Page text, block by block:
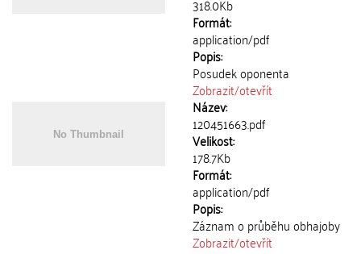
318.0Kb
Formát:
application/pdf
Popis:
Posudek oponenta
Zobrazit/otevřít
Název:
120451663.pdf
Velikost:
178.7Kb
Formát:
application/pdf
Popis:
Záznam o průběhu obhajoby
Zobrazit/otevřít